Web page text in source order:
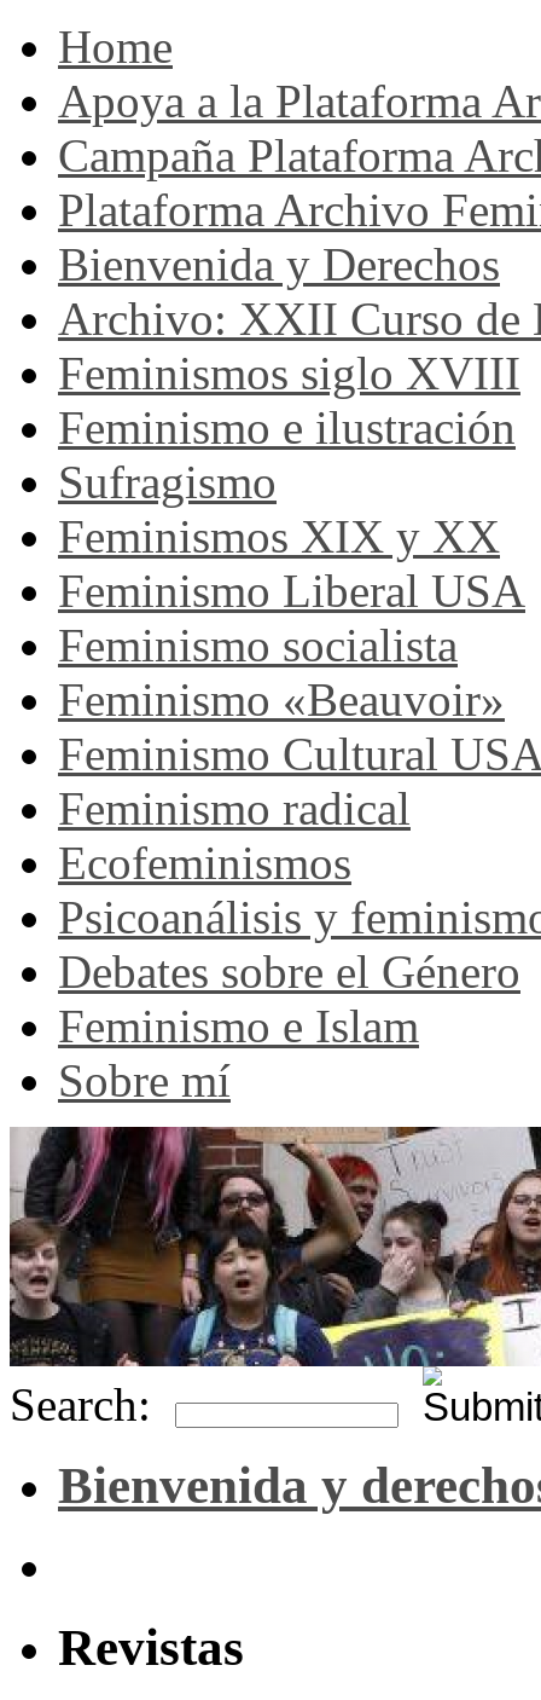
Home
Apoya a la Plataforma
Campaña Plataforma
Plataforma Archivo
Bienvenida y Derechos
Archivo: XXII Curso de
Feminismos siglo XVIII
Feminismo e ilustración
Sufragismo
Feminismos XIX y XX
Feminismo Liberal USA
Feminismo socialista
Feminismo «Beauvoir»
Feminismo Cultural
Feminismo radical
Ecofeminismos
Psicoanálisis y
Debates sobre el Género
Feminismo e Islam
Sobre mí
Search:
Bienvenida y
Revistas